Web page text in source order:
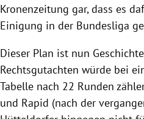
Kronenzeitung gar, dass es
Einigung in der Bundesliga
Dieser Plan ist nun
Rechtsgutachten würde bei
Tabelle nach 22 Runden
und Rapid (nach der